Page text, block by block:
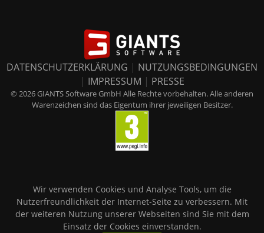
DATENSCHUTZERKLÄRUNG | NUTZUNGSBEDINGUNGEN
| IMPRESSUM | PRESSE
© 2026 GIANTS Software GmbH Alle Rechte vorbehalten. Alle anderen
Warenzeichen sind das Eigentum ihrer jeweiligen Besitzer.
Wir verwenden Cookies und Analyse Tools, um die
Nutzerfreundlichkeit der Internet-Seite zu verbessern. Mit
der weiteren Nutzung unserer Webseiten sind Sie mit dem
Einsatz der Cookies einverstanden.